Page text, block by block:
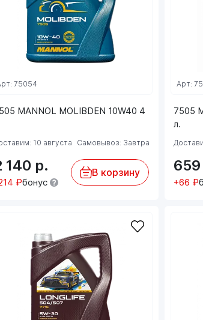
MANNOL MOLIBDEN 10W40 4
75054
10 августа Самовывоз: Завтра
140 р.
₽бонус
В корзину
7505
л.
Арт:
659
+66 ₽